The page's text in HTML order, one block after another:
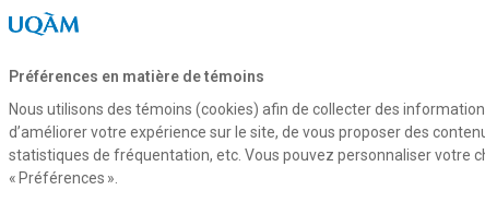
Description
Préférences en matière de témoins
Nous utilisons des témoins (cookies) afin de collecter des
d’améliorer votre expérience sur le site, de vous proposer des
statistiques de fréquentation, etc. Vous pouvez personnaliser votre
« Préférences ».